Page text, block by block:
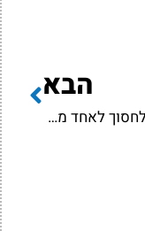
הבא
כך הצלחנו לחסוך לאחד מלקוחותינו 80,000 ₪ במס שבח!